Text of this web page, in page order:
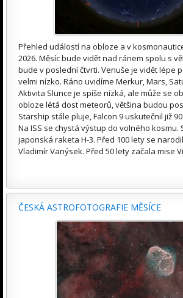
Přehled událostí na obloze a v
2026. Měsíc bude vidět nad ránem spolu s
bude v poslední čtvrti. Venuše je vidět lépe
velmi nízko. Ráno uvidíme Merkur, Mars,
Aktivita Slunce je spíše nízká, ale může se
obloze létá dost meteorů, většina budou
Starship stále pluje, Falcon 9 uskutečnil již
Na ISS se chystá výstup do volného kosmu.
japonská raketa H-3. Před 100 lety se
Vladimír Vanýsek. Před 50 lety začala mise
ČESKÁ ASTROFOTOGRAFIE MĚSÍCE